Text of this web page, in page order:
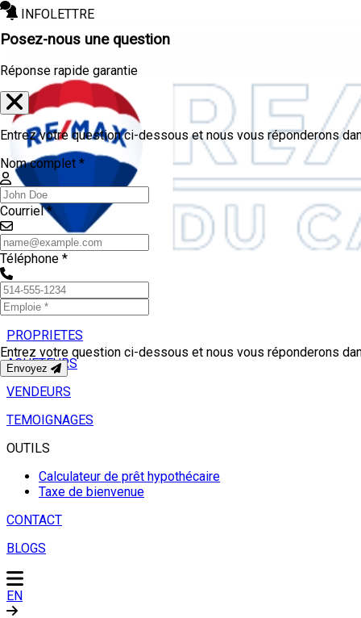
INFOLETTRE
PROPRIETES
ACHETEURS
VENDEURS
TEMOIGNAGES
OUTILS
Calculateur de prêt hypothécaire
Taxe de bienvenue
CONTACT
BLOGS
EN
Posez-nous une question
Réponse rapide garantie
Entrez votre question ci-dessous et nous vous réponderons
Nom complet *
Courriel *
Téléphone *
Entrez votre question ci-dessous et nous vous réponderons
Envoyez